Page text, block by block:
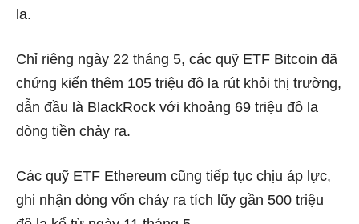
la.
Chỉ riêng ngày 22 tháng 5, các quỹ ETF Bitcoin đã
chứng kiến ​​thêm 105 triệu đô la rút khỏi thị trường,
dẫn đầu là BlackRock với khoảng 69 triệu đô la
dòng tiền chảy ra.
Các quỹ ETF Ethereum cũng tiếp tục chịu áp lực,
ghi nhận dòng vốn chảy ra tích lũy gần 500 triệu